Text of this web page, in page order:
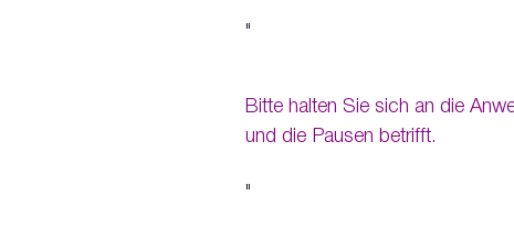
Bitte halten Sie sich an die
und die Pausen betrifft.